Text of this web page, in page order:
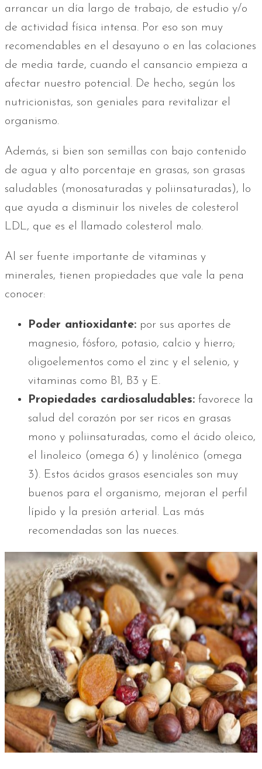
arrancar un día largo de trabajo, de estudio y/o
de actividad física intensa. Por eso son muy
recomendables en el desayuno o en las colaciones
de media tarde, cuando el cansancio empieza a
afectar nuestro potencial. De hecho, según los
nutricionistas, son geniales para revitalizar el
organismo.
Además, si bien son semillas con bajo contenido
de agua y alto porcentaje en grasas, son grasas
saludables (monosaturadas y poliinsaturadas), lo
que ayuda a disminuir los niveles de colesterol
LDL, que es el llamado colesterol malo.
Al ser fuente importante de vitaminas y
minerales, tienen propiedades que vale la pena
conocer:
Poder antioxidante: por sus aportes de
magnesio, fósforo, potasio, calcio y hierro;
oligoelementos como el zinc y el selenio, y
vitaminas como B1, B3 y E.
Propiedades cardiosaludables: favorece la
salud del corazón por ser ricos en grasas
mono y poliinsaturadas, como el ácido oleico,
el linoleico (omega 6) y linolénico (omega
3). Estos ácidos grasos esenciales son muy
buenos para el organismo, mejoran el perfil
lípido y la presión arterial. Las más
recomendadas son las nueces.